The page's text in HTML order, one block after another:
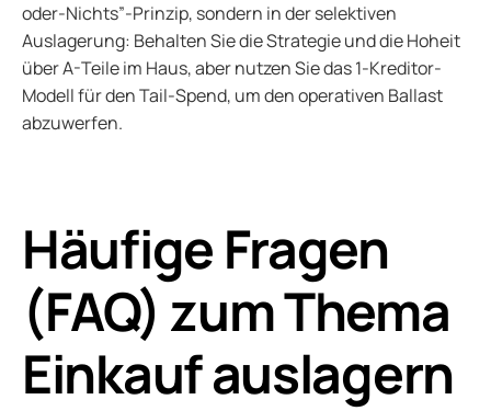
oder-Nichts”-Prinzip, sondern in der selektiven
Auslagerung: Behalten Sie die Strategie und die Hoheit
über A-Teile im Haus, aber nutzen Sie das 1-Kreditor-
Modell für den Tail-Spend, um den operativen Ballast
abzuwerfen.
Häufige Fragen
(FAQ) zum Thema
Einkauf auslagern